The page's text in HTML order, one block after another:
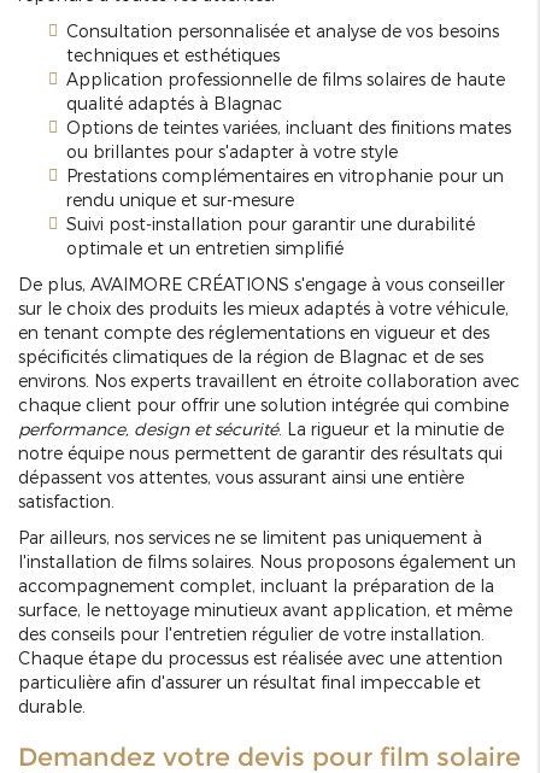
Consultation personnalisée et analyse de vos besoins
techniques et esthétiques
Application professionnelle de films solaires de haute
qualité adaptés à Blagnac
Options de teintes variées, incluant des finitions mates
ou brillantes pour s'adapter à votre style
Prestations complémentaires en vitrophanie pour un
rendu unique et sur-mesure
Suivi post-installation pour garantir une durabilité
optimale et un entretien simplifié
De plus, AVAIMORE CRÉATIONS s'engage à vous conseiller
sur le choix des produits les mieux adaptés à votre véhicule,
en tenant compte des réglementations en vigueur et des
spécificités climatiques de la région de Blagnac et de ses
environs. Nos experts travaillent en étroite collaboration avec
chaque client pour offrir une solution intégrée qui combine
performance, design et sécurité. La rigueur et la minutie de
notre équipe nous permettent de garantir des résultats qui
dépassent vos attentes, vous assurant ainsi une entière
satisfaction.
Par ailleurs, nos services ne se limitent pas uniquement à
l'installation de films solaires. Nous proposons également un
accompagnement complet, incluant la préparation de la
surface, le nettoyage minutieux avant application, et même
des conseils pour l'entretien régulier de votre installation.
Chaque étape du processus est réalisée avec une attention
particulière afin d'assurer un résultat final impeccable et
durable.
Demandez votre devis pour film solaire